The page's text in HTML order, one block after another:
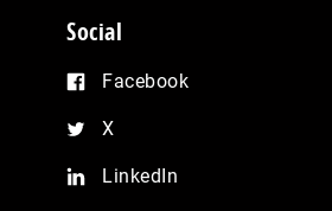
Social
Facebook
X
LinkedIn